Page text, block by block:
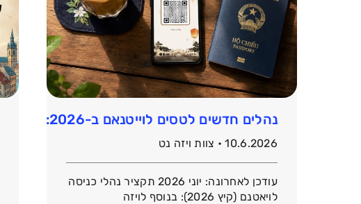
נהלים חדשים לטסים לוייטנאם ב-2026: טופס הגעה דיגיטלי והצהרת בריאות
10.6.2026 • צוות ויזה נט
עודכן לאחרונה: יוני 2026 תקציר נהלי כניסה
לויאטנם (קיץ 2026): בנוסף לויזה